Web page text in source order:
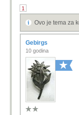
1
Ovo je tema za
Gebirgs
10 godina